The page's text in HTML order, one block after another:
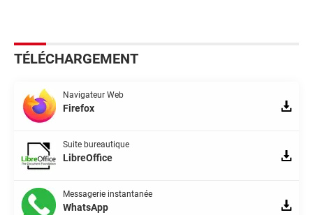
TÉLÉCHARGEMENT
Navigateur Web
Firefox
Suite bureautique
LibreOffice
Messagerie instantanée
WhatsApp